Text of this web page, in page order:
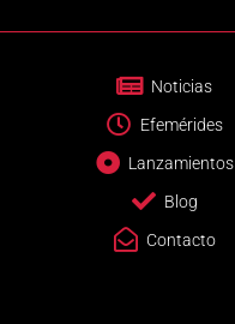
Noticias
Efemérides
Lanzamientos
Blog
Contacto